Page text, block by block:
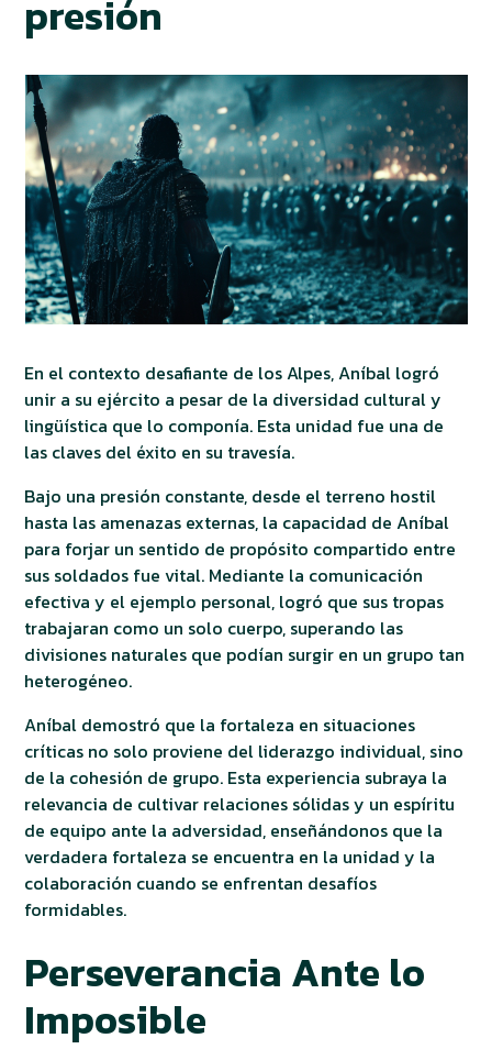
presión
En el contexto desafiante de los Alpes, Aníbal logró
unir a su ejército a pesar de la diversidad cultural y
lingüística que lo componía. Esta unidad fue una de
las claves del éxito en su travesía.
Bajo una presión constante, desde el terreno hostil
hasta las amenazas externas, la capacidad de Aníbal
para forjar un sentido de propósito compartido entre
sus soldados fue vital. Mediante la comunicación
efectiva y el ejemplo personal, logró que sus tropas
trabajaran como un solo cuerpo, superando las
divisiones naturales que podían surgir en un grupo tan
heterogéneo.
Aníbal demostró que la fortaleza en situaciones
críticas no solo proviene del liderazgo individual, sino
de la cohesión de grupo. Esta experiencia subraya la
relevancia de cultivar relaciones sólidas y un espíritu
de equipo ante la adversidad, enseñándonos que la
verdadera fortaleza se encuentra en la unidad y la
colaboración cuando se enfrentan desafíos
formidables.
Perseverancia Ante lo
Imposible